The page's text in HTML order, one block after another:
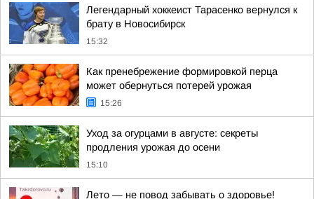
Легендарный хоккеист Тарасенко вернулся к
брату в Новосибирск
15:32
Как пренебрежение формировкой перца
может обернуться потерей урожая
15:26
Уход за огурцами в августе: секреты
продления урожая до осени
15:10
Лето — не повод забывать о здоровье!